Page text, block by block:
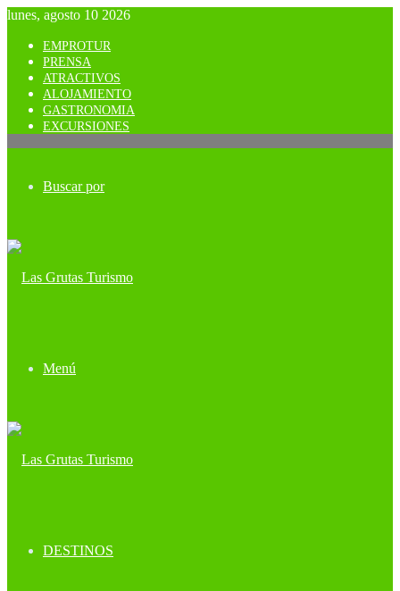
lunes, agosto 10 2026
EMPROTUR
PRENSA
ATRACTIVOS
ALOJAMIENTO
GASTRONOMIA
EXCURSIONES
Buscar por
Menú
DESTINOS